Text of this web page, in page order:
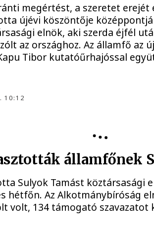
megértést, a szeretet erejét
újévi köszöntője
elnök, aki szerda éjfél
az országhoz. Az államfő az
Tibor kutatóűrhajóssal
10:12
államfőnek
Sulyok Tamást köztársasági
hétfőn. Az Alkotmánybíróság
volt, 134 támogató